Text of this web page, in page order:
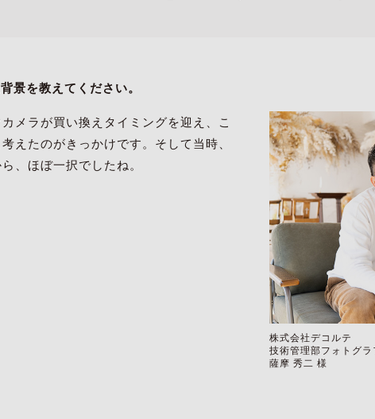
景を教えてください。
株式会社デコルテ
技術管理部フォトグ
薩摩 秀二 様
メラが買い換えタイミングを迎え、こ
えたのがきっかけです。そして当時、
、ほぼ一択でしたね。